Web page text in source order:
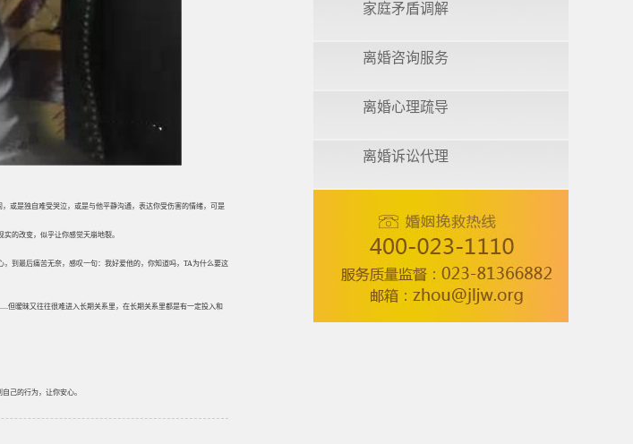
或是独自难受哭泣，或是与他平静沟通，表达你受伤害的情绪，可是
的改变，似乎让你感觉天崩地裂。
到最后痛苦无奈，感叹一句：我好爱他的，你知道吗，TA为什么要这
但暧昧又往往很难进入长期关系里，在长期关系里都是有一定投入和
己的行为，让你安心。
家庭矛盾调解
离婚咨询服务
离婚心理疏导
离婚诉讼代理